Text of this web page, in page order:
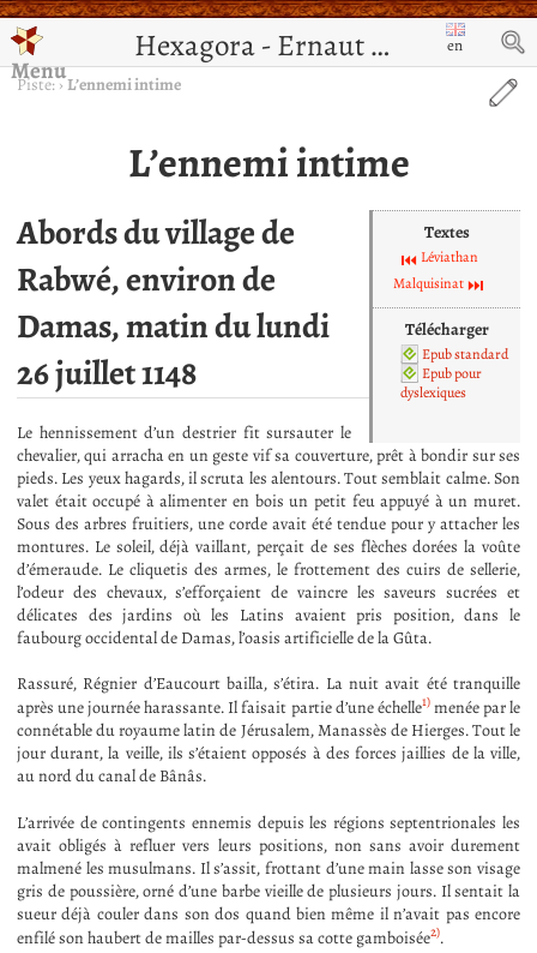
Hexagora - Ernaut de Jérusalem
Menu
en
Piste:›L’ennemi intime
L’ennemi intime
Textes
Léviathan
Malquisinat
Télécharger
Epub standard
Epub pour
dyslexiques
Abords du village de
Rabwé, environ de
Damas, matin du lundi
26 juillet 1148
Le hennissement d’un destrier fit sursauter le
chevalier, qui arracha en un geste vif sa couverture, prêt à bondir sur ses
pieds. Les yeux hagards, il scruta les alentours. Tout semblait calme. Son
valet était occupé à alimenter en bois un petit feu appuyé à un muret.
Sous des arbres fruitiers, une corde avait été tendue pour y attacher les
montures. Le soleil, déjà vaillant, perçait de ses flèches dorées la voûte
d’émeraude. Le cliquetis des armes, le frottement des cuirs de sellerie,
l’odeur des chevaux, s’efforçaient de vaincre les saveurs sucrées et
délicates des jardins où les Latins avaient pris position, dans le
faubourg occidental de Damas, l’oasis artificielle de la Gûta.
Rassuré, Régnier d’Eaucourt bailla, s’étira. La nuit avait été tranquille
après une journée harassante. Il faisait partie d’une échelle1)menée par le
connétable du royaume latin de Jérusalem, Manassès de Hierges. Tout le
jour durant, la veille, ils s’étaient opposés à des forces jaillies de la ville,
au nord du canal de Bânâs.
L’arrivée de contingents ennemis depuis les régions septentrionales les
avait obligés à refluer vers leurs positions, non sans avoir durement
malmené les musulmans. Il s’assit, frottant d’une main lasse son visage
gris de poussière, orné d’une barbe vieille de plusieurs jours. Il sentait la
sueur déjà couler dans son dos quand bien même il n’avait pas encore
enfilé son haubert de mailles par-dessus sa cotte gamboisée2).